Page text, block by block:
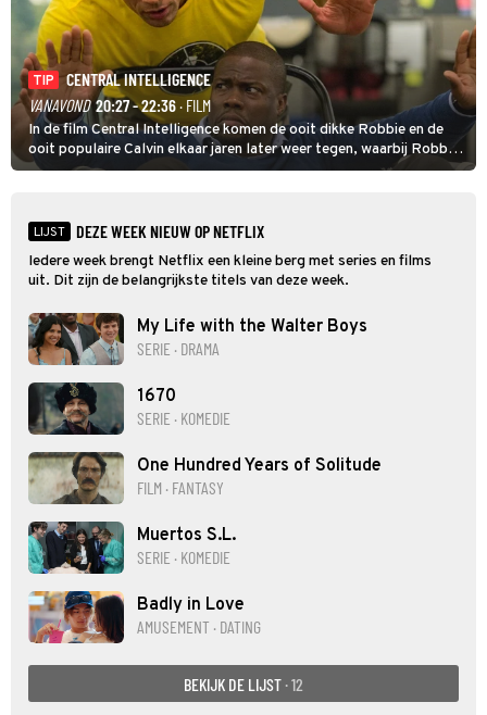
TIP
CENTRAL INTELLIGENCE
VANAVOND 20:27 - 22:36· FILM
In de film Central Intelligence komen de ooit dikke Robbie en de
ooit populaire Calvin elkaar jaren later weer tegen, waarbij Robbie,
inmiddels supergespierd en werkzaam voor de CIA, Calvins hulp
LIJST DEZE WEEK NIEUW OP NETFLIX
Iedere week brengt Netflix een kleine berg met series en films
uit. Dit zijn de belangrijkste titels van deze week.
My Life with the Walter Boys
SERIE · DRAMA
1670
SERIE · KOMEDIE
One Hundred Years of Solitude
FILM · FANTASY
Muertos S.L.
SERIE · KOMEDIE
Badly in Love
AMUSEMENT · DATING
BEKIJK DE LIJST · 12